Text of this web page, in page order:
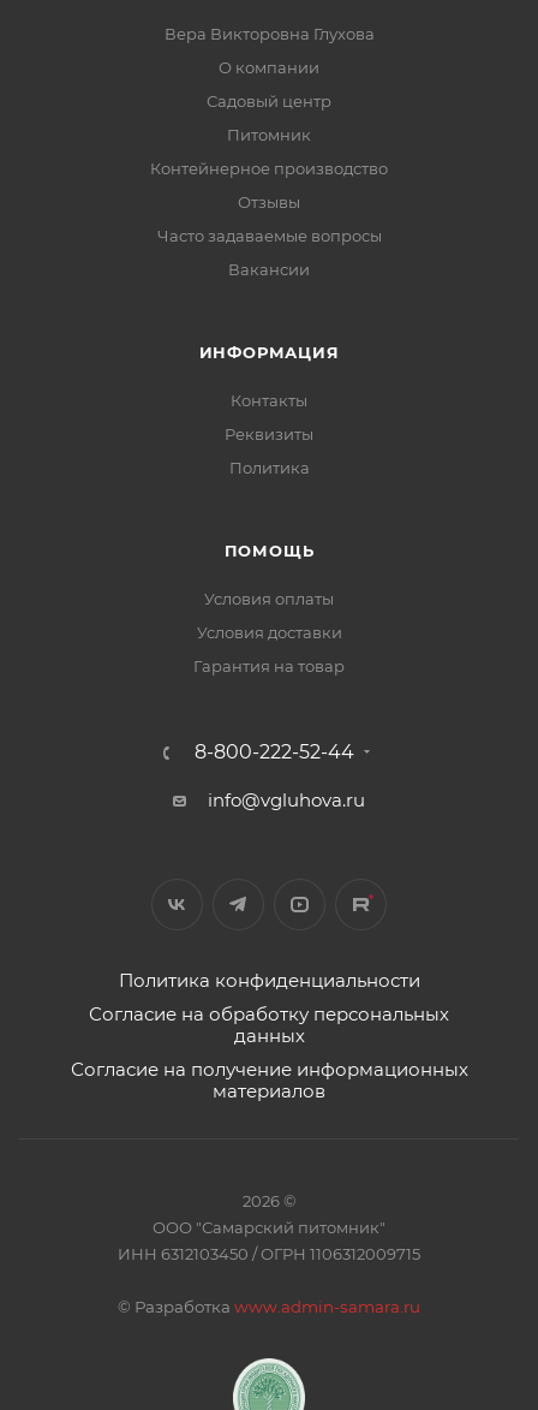
Вера Викторовна Глухова
О компании
Садовый центр
Питомник
Контейнерное производство
Отзывы
Часто задаваемые вопросы
Вакансии
ИНФОРМАЦИЯ
Контакты
Реквизиты
Политика
ПОМОЩЬ
Условия оплаты
Условия доставки
Гарантия на товар
8-800-222-52-44
info@vgluhova.ru
Политика конфиденциальности
Согласие на обработку персональных
данных
Согласие на получение информационных
материалов
2026 ©
ООО "Самарский питомник"
ИНН 6312103450 / ОГРН 1106312009715
© Разработка www.admin-samara.ru